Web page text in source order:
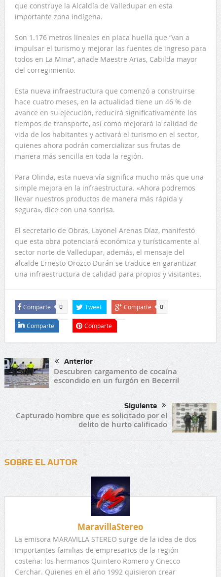
que construye la Alcaldía de Valledupar en esta
importante zona indígena.
Son 1.176 metros lineales en placa huella que “van a
impulsar el turismo y mejorar las fuentes de ingreso para
todos en La Mina”, añade Maestre Arias, Cabilda mayor
del corregimiento.
Esta nueva infraestructura que comenzó a construirse
hace cuatro meses, en la actualidad tiene un 46 % de
avance en su ejecución, reducirá significativamente los
tiempos de transporte, así como mejorará la calidad de
vida de los habitantes y activará el turismo en el sector,
quienes ahora podrán comercializar sus frutas de
manera más sencilla en toda la región.
Para Olinda, esta nueva vía significa mucho más que una
simple mejora en la infraestructura. «Ahora podremos
llevar nuestros productos de manera más rápida y
segura», dice con una sonrisa.
El secretario de Obras, Layonel Arenas Díaz, manifestó
que esta obra potenciará económica y turísticamente al
sector norte de Valledupar, además, el mensaje del
alcalde Ernesto Orozco Durán se traduce en garantizar
una infraestructura de calidad para propios y visitantes.
Comparte 0 Tweet Comparte 0
Comparte Comparte
Anterior
Descubren cargamento de cocaína
escondido en un furgón en Becerril
Siguiente
Capturado hombre que es solicitado por el
delito de hurto calificado
SOBRE EL AUTOR
MaravillaStereo
La emisora MARAVILLA STEREO surge de la idea de dos
importantes familias de empresarios de la región
costeña: los hermanos Quintero Romero y Gnecco
Cerchar. Quienes en el año 1992 quisieron crear